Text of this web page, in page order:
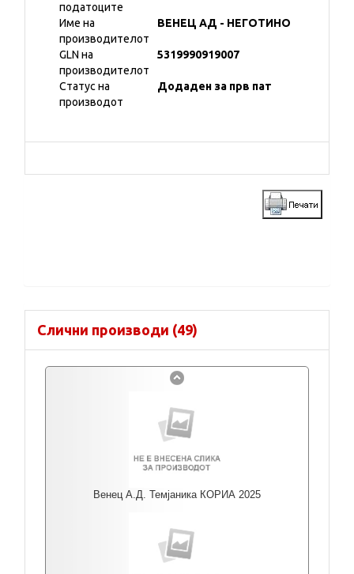
податоците
Име на
производителот
ВЕНЕЦ АД - НЕГОТИНО
GLN на
производителот
5319990919007
Статус на
производот
Додаден за прв пат
Слични производи (49)
Венец А.Д. Темјаника КОРИА 2025